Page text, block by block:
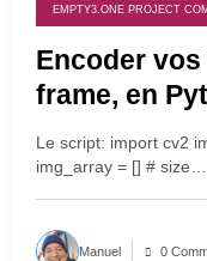
EMPTY3.ONE PROJECT
Encoder
frame, en
Le script: import cv2
img_array = [] # size…
Manuel 0